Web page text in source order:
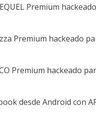
Premium
Premium hackeado
Premium hackeado
desde Android con